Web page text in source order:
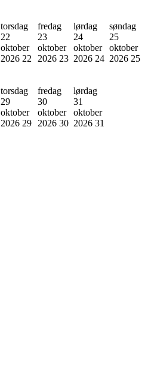
torsdag
22
oktober
2026 22
fredag
23
oktober
2026 23
lørdag
24
oktober
2026 24
søndag
25
oktober
2026 25
torsdag
29
oktober
2026 29
fredag
30
oktober
2026 30
lørdag
31
oktober
2026 31